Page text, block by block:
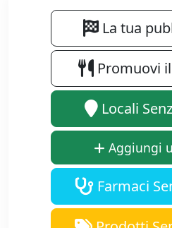
La tua
Promuovi
Locali
Aggiungi
Farmaci